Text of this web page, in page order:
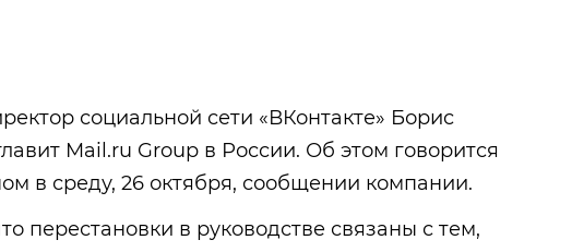
социальной сети «ВКонтакте» Борис
Mail.ru Group в России. Об этом говорится
в среду, 26 октября, сообщении компании.
перестановки в руководстве связаны с тем,